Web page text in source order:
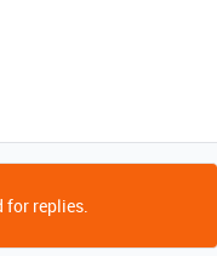
for replies.